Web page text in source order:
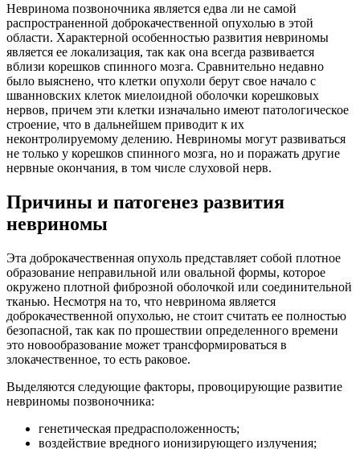
Невринома позвоночника является едва ли не самой
распространенной доброкачественной опухолью в этой
области. Характерной особенностью развития невриномы
является ее локализация, так как она всегда развивается
вблизи корешков спинного мозга. Сравнительно недавно
было выяснено, что клетки опухоли берут свое начало с
шванновских клеток миелоидной оболочки корешковых
нервов, причем эти клетки изначально имеют патологическое
строение, что в дальнейшем приводит к их
неконтролируемому делению. Невриномы могут развиваться
не только у корешков спинного мозга, но и поражать другие
нервные окончания, в том числе слуховой нерв.
Причины и патогенез развития
невриномы
Эта доброкачественная опухоль представляет собой плотное
образование неправильной или овальной формы, которое
окружено плотной фиброзной оболочкой или соединительной
тканью. Несмотря на то, что невринома является
доброкачественной опухолью, не стоит считать ее полностью
безопасной, так как по прошествии определенного времени
это новообразование может трансформироваться в
злокачественное, то есть раковое.
Выделяются следующие факторы, провоцирующие развитие
невриномы позвоночника:
генетическая предрасположенность;
воздействие вредного ионизирующего излучения;